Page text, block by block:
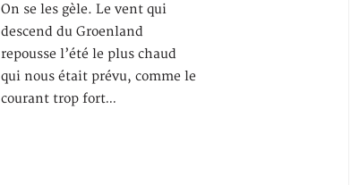
On se les gèle. Le vent qui
descend du Groenland
repousse l’été le plus chaud
qui nous était prévu, comme le
courant trop fort…